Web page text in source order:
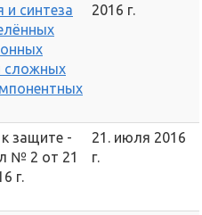
и синтеза
сложных
2016 г.
защите -
№ 2 от 21
г.
21. июля 2016
г.